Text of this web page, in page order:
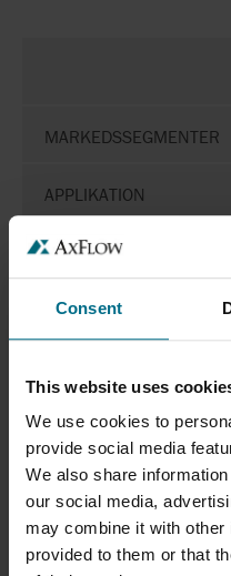
Consent
This website uses
We use cookies to
provide social media
We also share
our social media,
may combine it with other
provided to them or that
MARKEDSSEGMENTER
APPLIKATION
MEDIER
PRODUKT GRUPPE
FABRIKANTER
CERTIFIKATER
Information